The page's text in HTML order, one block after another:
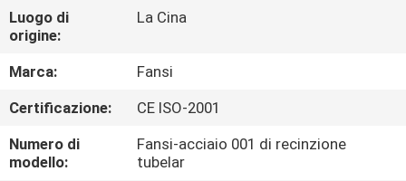
NOI
GIRO
DELLA
FABBRICA
Luogo di
origine:
La Cina
Marca:
Fansi
Certificazione:
CE ISO-2001
Numero di
modello:
Fansi-acciaio 001 di recinzione
tubelar